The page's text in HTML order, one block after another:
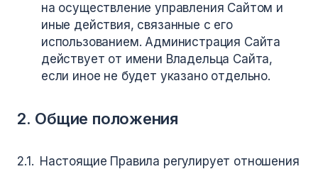
на осуществление управления Сайтом и
иные действия, связанные с его
использованием. Администрация Сайта
действует от имени Владельца Сайта,
если иное не будет указано отдельно.
2. Общие положения
Настоящие Правила регулирует отношения